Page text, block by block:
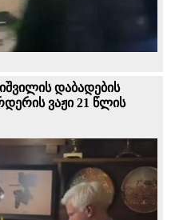
დაბადების
ვაჟი 21 წლის